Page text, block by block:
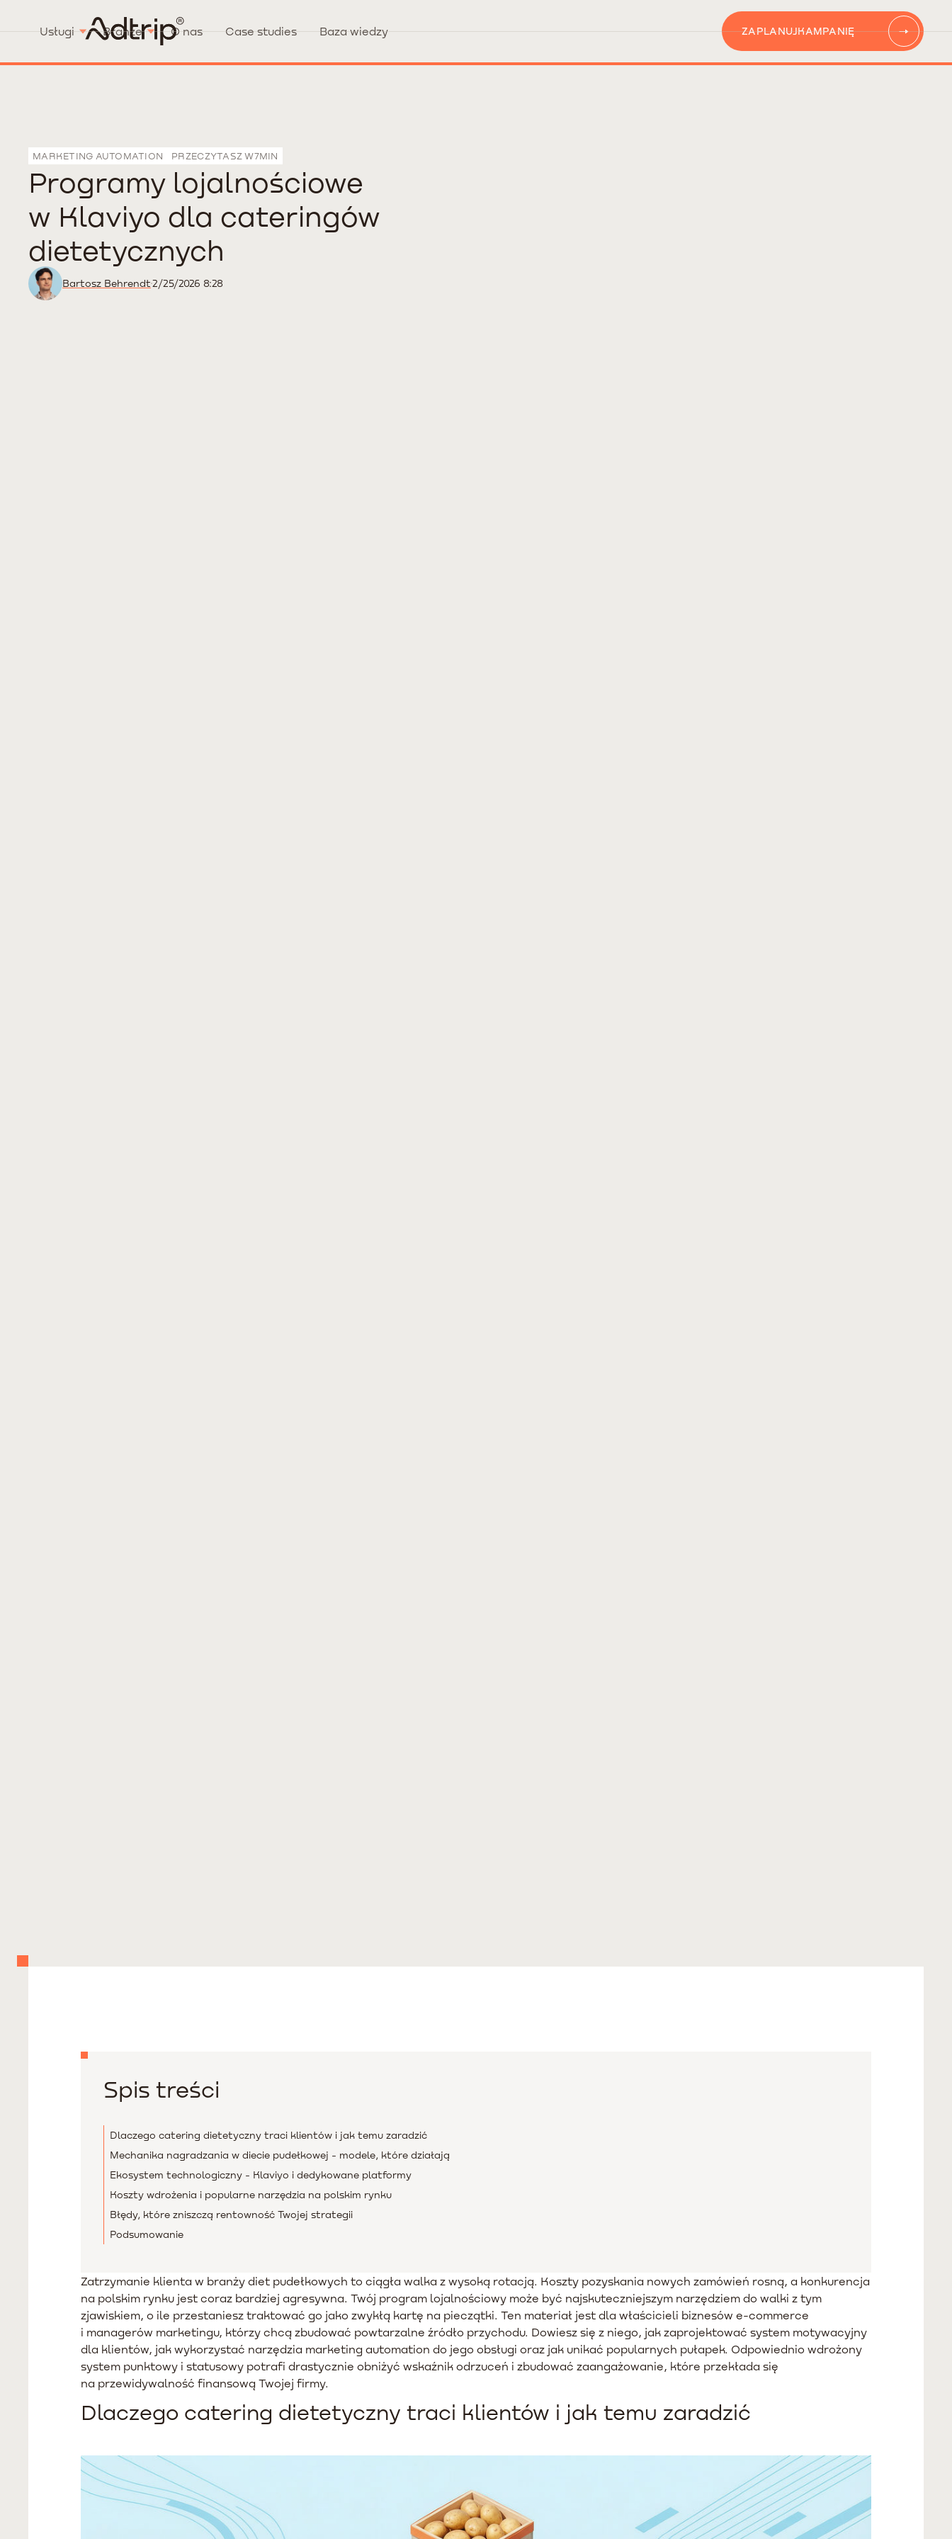
Usługi Branże O nas Case studies Baza wiedzy ZAPLANUJKAMPANIĘ
MARKETING AUTOMATION PRZECZYTASZ W7MIN
Programy lojalnościowe
w Klaviyo dla cateringów
dietetycznych
Bartosz Behrendt2/25/2026 8:28
Spis treści
Dlaczego catering dietetyczny traci klientów i jak temu zaradzić
Mechanika nagradzania w diecie pudełkowej - modele, które działają
Ekosystem technologiczny - Klaviyo i dedykowane platformy
Koszty wdrożenia i popularne narzędzia na polskim rynku
Błędy, które zniszczą rentowność Twojej strategii
Podsumowanie
Zatrzymanie klienta w branży diet pudełkowych to ciągła walka z wysoką rotacją. Koszty pozyskania nowych zamówień rosną, a konkurencja
na polskim rynku jest coraz bardziej agresywna. Twój program lojalnościowy może być najskuteczniejszym narzędziem do walki z tym
zjawiskiem, o ile przestaniesz traktować go jako zwykłą kartę na pieczątki. Ten materiał jest dla właścicieli biznesów e-commerce
i managerów marketingu, którzy chcą zbudować powtarzalne źródło przychodu. Dowiesz się z niego, jak zaprojektować system motywacyjny
dla klientów, jak wykorzystać narzędzia marketing automation do jego obsługi oraz jak unikać popularnych pułapek. Odpowiednio wdrożony
system punktowy i statusowy potrafi drastycznie obniżyć wskaźnik odrzuceń i zbudować zaangażowanie, które przekłada się
na przewidywalność finansową Twojej firmy.
Dlaczego catering dietetyczny traci klientów i jak temu zaradzić